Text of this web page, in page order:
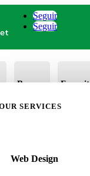
Seguir
Seguir
Buscar
SERVICES
Web Design